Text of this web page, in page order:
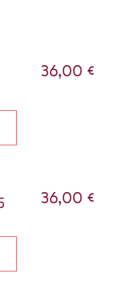
36,00 €
36,00 €